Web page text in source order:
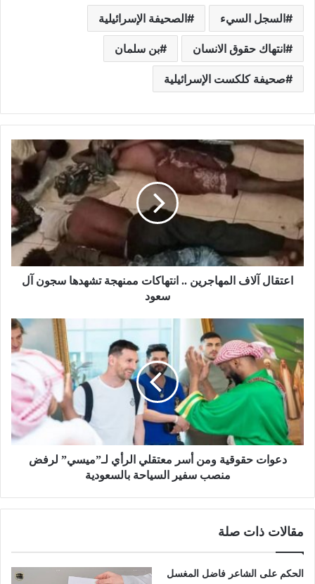
السجل السيء الصحيفة الإسرائيلية
انتهاك حقوق الانسان بن سلمان
صحيفة كلكست الإسرائيلية
اعتقال آلاف المهاجرين .. انتهاكات ممنهجة تشهدها سجون آل
سعود
دعوات حقوقية ومن أسر معتقلي الرأي لـ”ميسي” لرفض
منصب سفير السياحة بالسعودية
مقالات ذات صلة
الحكم على الشاعر فاضل المغسل